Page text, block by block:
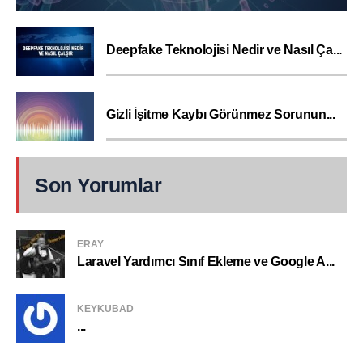
Deepfake Teknolojisi Nedir ve Nasıl Ça...
Gizli İşitme Kaybı Görünmez Sorunun...
Son Yorumlar
ERAY
Laravel Yardımcı Sınıf Ekleme ve Google A...
KEYKUBAD
...